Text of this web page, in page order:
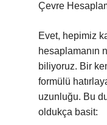
Çevre
Evet, hepimiz
hesaplamanın
biliyoruz. Bir
formülü
uzunluğu. Bu
oldukça basit: